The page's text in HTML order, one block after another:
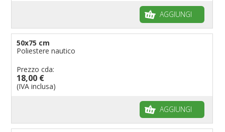
AGGIUNGI
50x75 cm
Poliestere nautico
Prezzo cda:
18,00 €
(IVA inclusa)
AGGIUNGI